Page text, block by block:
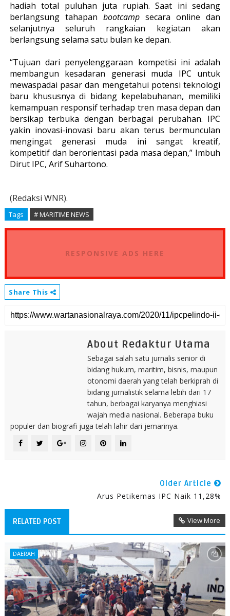
hadiah total puluhan juta rupiah. Saat ini sedang
berlangsung tahapan bootcampsecara online dan
selanjutnya seluruh rangkaian kegiatan akan
berlangsung selama satu bulan ke depan.
“Tujuan dari penyelenggaraan kompetisi ini adalah
membangun kesadaran generasi muda IPC untuk
mewaspadai pasar dan mengetahui potensi teknologi
baru khususnya di bidang kepelabuhanan, memiliki
kemampuan responsif terhadap tren masa depan dan
bersikap terbuka dengan berbagai perubahan. IPC
yakin inovasi-inovasi baru akan terus bermunculan
mengingat generasi muda ini sangat kreatif,
kompetitif dan berorientasi pada masa depan,” Imbuh
Dirut IPC, Arif Suhartono.
(Redaksi WNR).
Tags # MARITIME NEWS
RESPONSIVE ADS HERE
Share This
About Redaktur Utama
Sebagai salah satu jurnalis senior di
bidang hukum, maritim, bisnis, maupun
otonomi daerah yang telah berkiprah di
bidang jurnalistik selama lebih dari 17
tahun, berbagai karyanya menghiasi
wajah media nasional. Beberapa buku
populer dan biografi juga telah lahir dari jemarinya.
Older Article
Arus Petikemas IPC Naik 11,28%
RELATED POST View More
DAERAH